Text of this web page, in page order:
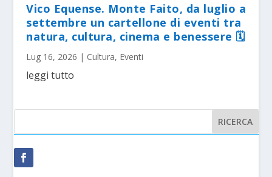
Vico Equense. Monte Faito, da luglio a
settembre un cartellone di eventi tra
natura, cultura, cinema e benessere 🗓
Lug 16, 2026 | Cultura, Eventi
leggi tutto